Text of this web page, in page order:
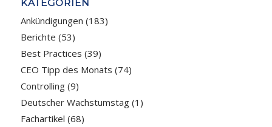
KATEGORIEN
Ankündigungen (183)
Berichte (53)
Best Practices (39)
CEO Tipp des Monats (74)
Controlling(9)
Deutscher Wachstumstag(1)
Fachartikel (68)